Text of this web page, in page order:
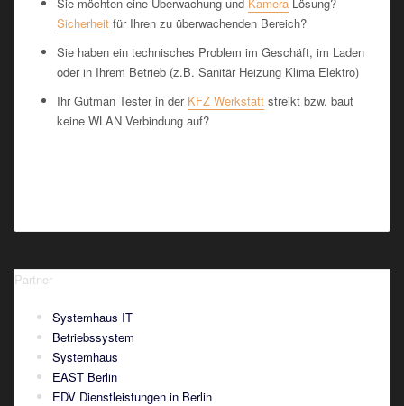
Sicherheit für Ihren zu überwachenden Bereich?
Sie haben ein technisches Problem im Geschäft, im Laden
oder in Ihrem Betrieb (z.B. Sanitär Heizung Klima Elektro)
Ihr Gutman Tester in der KFZ Werkstatt streikt bzw. baut
keine WLAN Verbindung auf?
Partner
Systemhaus IT
Betriebssystem
Systemhaus
EAST Berlin
EDV Dienstleistungen in Berlin